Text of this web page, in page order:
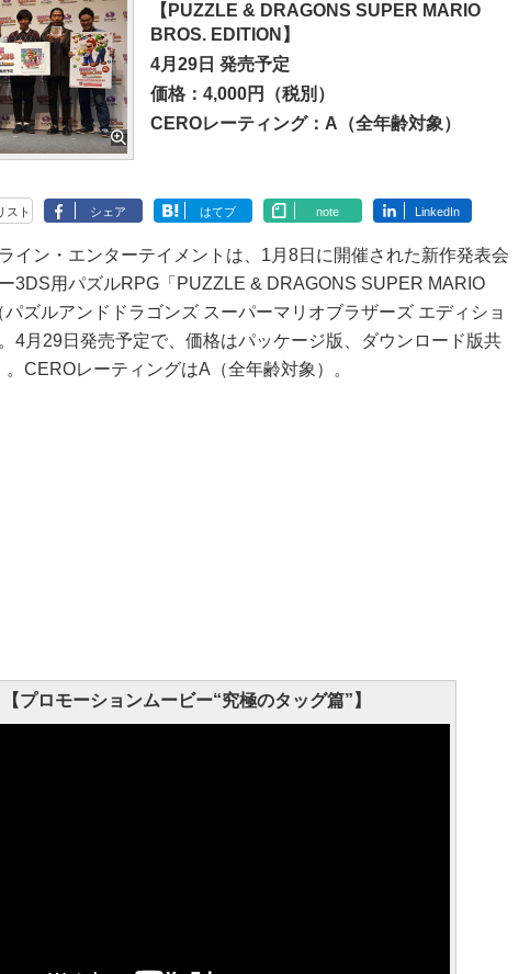
【PUZZLE & DRAGONS SUPER MARIO
BROS. EDITION】
4月29日 発売予定
価格：4,000円（税別）
CEROレーティング：A（全年齢対象）
スト シェア はてブ note LinkedIn
イン・エンターテイメントは、1月8日に開催された新作発表会
3DS用パズルRPG「PUZZLE & DRAGONS SUPER MARIO
パズルアンドドラゴンズ スーパーマリオブラザーズ エディショ
4月29日発売予定で、価格はパッケージ版、ダウンロード版共
CEROレーティングはA（全年齢対象）。
【プロモーションムービー“究極のタッグ篇”】